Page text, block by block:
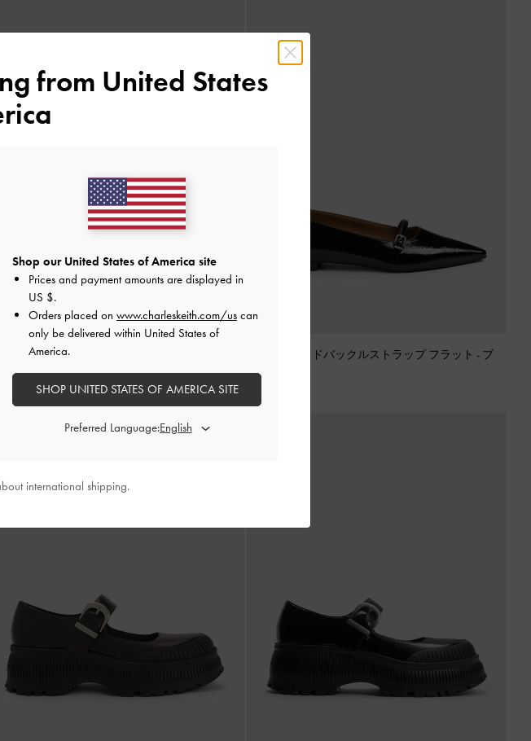
ポインテッドバックルストラップ フラット
ージュ
¥ 8,900
ポインテッドバックルストラップ フラット - ブ
ラック
¥ 8,900
from United States
Shop our United States of America site
Prices and payment amounts are displayed in
US $.
Orders placed on www.charleskeith.com/us can
only be delivered within United States of
America.
SHOP UNITED STATES OF AMERICA SITE
Preferred Language:
international shipping.